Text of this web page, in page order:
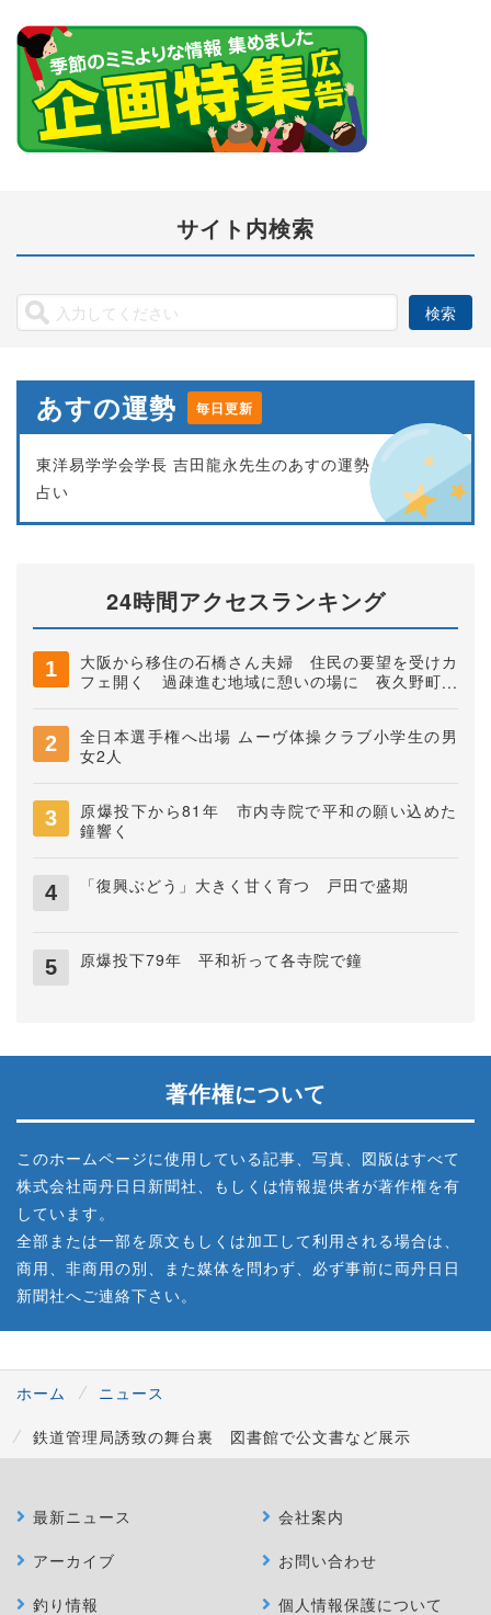
サイト内検索
あすの運勢 毎日更新
東洋易学学会学長 吉田龍永先生のあすの運勢
占い
24時間アクセスランキング
大阪から移住の石橋さん夫婦 住民の要望を受けカ
フェ開く 過疎進む地域に憩いの場に 夜久野町稲
全日本選手権へ出場 ムーヴ体操クラブ小学生の男
女2人
原爆投下から81年 市内寺院で平和の願い込めた
鐘響く
「復興ぶどう」大きく甘く育つ 戸田で盛期
原爆投下79年 平和祈って各寺院で鐘
著作権について
このホームページに使用している記事、写真、図版はすべて
株式会社両丹日日新聞社、もしくは情報提供者が著作権を有
しています。
全部または一部を原文もしくは加工して利用される場合は、
商用、非商用の別、また媒体を問わず、必ず事前に両丹日日
新聞社へご連絡下さい。
ホーム
ニュース
鉄道管理局誘致の舞台裏 図書館で公文書など展示
最新ニュース
アーカイブ
釣り情報
会社案内
お問い合わせ
個人情報保護について